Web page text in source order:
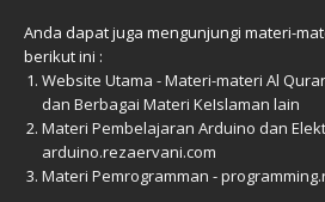
Anda dapat juga mengunjungi materi-
berikut ini :
Website Utama - Materi-materi Al
dan Berbagai Materi KeIslaman lain
Materi Pembelajaran Arduino dan
arduino.rezaervani.com
Materi Pemrogramman -